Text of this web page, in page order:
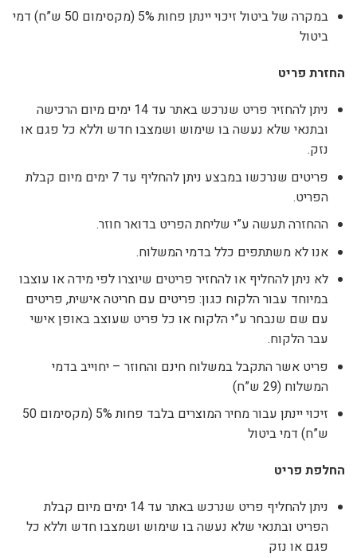
במקרה של ביטול זיכוי יינתן פחות 5% (מקסימום 50 ש”ח) דמי
ביטול
החזרת פריט
ניתן להחזיר פריט שנרכש באתר עד 14 ימים מיום הרכישה
ובתנאי שלא נעשה בו שימוש ושמצבו חדש וללא כל פגם או
נזק.
פריטים שנרכשו במבצע ניתן להחליף עד 7 ימים מיום קבלת
הפריט.
ההחזרה תעשה ע”י שליחת הפריט בדואר חוזר.
אנו לא משתתפים כלל בדמי המשלוח.
לא ניתן להחליף או להחזיר פריטים שיוצרו לפי מידה או עוצבו
במיוחד עבור הלקוח כגון: פריטים עם חריטה אישית, פריטים
עם שם שנבחר ע”י הלקוח או כל פריט שעוצב באופן אישי
עבר הלקוח.
פריט אשר התקבל במשלוח חינם והחוזר – יחוייב בדמי
המשלוח (29 ש”ח)
זיכוי יינתן עבור מחיר המוצרים בלבד פחות 5% (מקסימום 50
ש”ח) דמי ביטול
החלפת פריט
ניתן להחליף פריט שנרכש באתר עד 14 ימים מיום קבלת
הפריט ובתנאי שלא נעשה בו שימוש ושמצבו חדש וללא כל
פגם או נזק